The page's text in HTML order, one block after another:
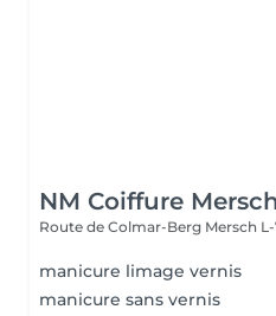
NM Coiffure
Route de Colmar-Berg Mersch
manicure limage vernis
manicure sans vernis